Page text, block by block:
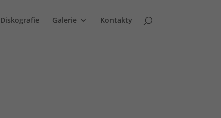
Diskografie Galerie Kontakty